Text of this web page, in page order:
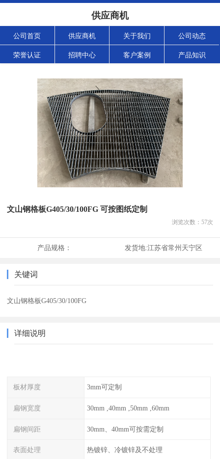
供应商机
公司首页 供应商机 关于我们 公司动态
荣誉认证 招聘中心 客户案例 产品知识
文山钢格板G405/30/100FG 可按图纸定制
浏览次数： 57次
产品规格： 发货地:江苏省常州天宁区
关键词
文山钢格板G405/30/100FG
详细说明
板材厚度 3mm可定制
扁钢宽度 30mm ,40mm ,50mm ,60mm
扁钢间距 30mm、40mm可按需定制
表面处理 热镀锌、冷镀锌及不处理